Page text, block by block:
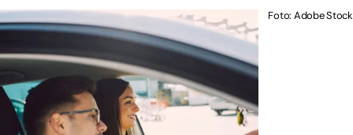
Foto: Adobe Stock